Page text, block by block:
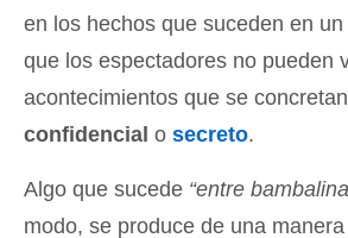
en los hechos que suceden en
que los espectadores no pueden
acontecimientos que se
confidencial o secreto.
Algo que sucede “entre
modo, se produce de una manera